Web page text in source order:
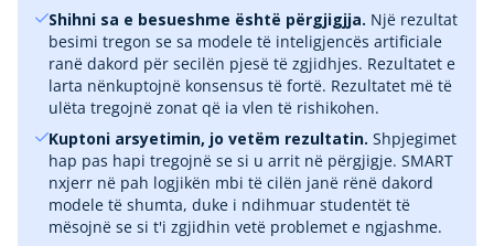
Shihni sa e besueshme është përgjigjja. Një rezultat
besimi tregon se sa modele të inteligjencës artificiale
ranë dakord për secilën pjesë të zgjidhjes. Rezultatet e
larta nënkuptojnë konsensus të fortë. Rezultatet më të
ulëta tregojnë zonat që ia vlen të rishikohen.
Kuptoni arsyetimin, jo vetëm rezultatin. Shpjegimet
hap pas hapi tregojnë se si u arrit në përgjigje. SMART
nxjerr në pah logjikën mbi të cilën janë rënë dakord
modele të shumta, duke i ndihmuar studentët të
mësojnë se si t'i zgjidhin vetë problemet e ngjashme.